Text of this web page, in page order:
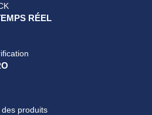
RÉEL
des produits